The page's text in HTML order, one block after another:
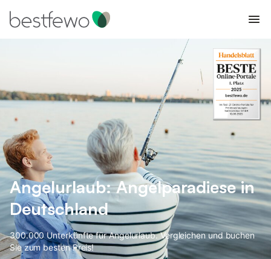
Angelurlaub: Angelparadiese in
Deutschland
300.000 Unterkünfte für Angelurlaub. Vergleichen und buchen
Sie zum besten Preis!